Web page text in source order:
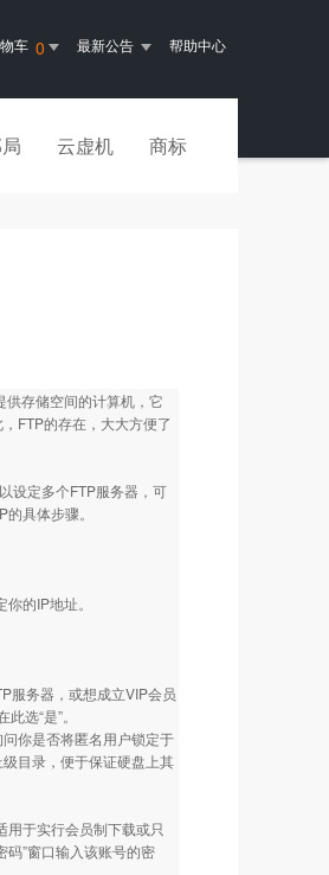
车 0 最新公告 帮助中心
云虚机 商标
存储空间的计算机，它
FTP的存在，大大方便了
设定多个FTP服务器，可
具体步骤。
的IP地址。
服务器，或想成立VIP会员
选“是”。
你是否将匿名用户锁定于
目录，便于保证硬盘上其
于实行会员制下载或只
码”窗口输入该账号的密